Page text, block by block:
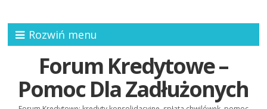
Rozwiń menu
Forum Kredytowe –
Pomoc Dla Zadłużonych